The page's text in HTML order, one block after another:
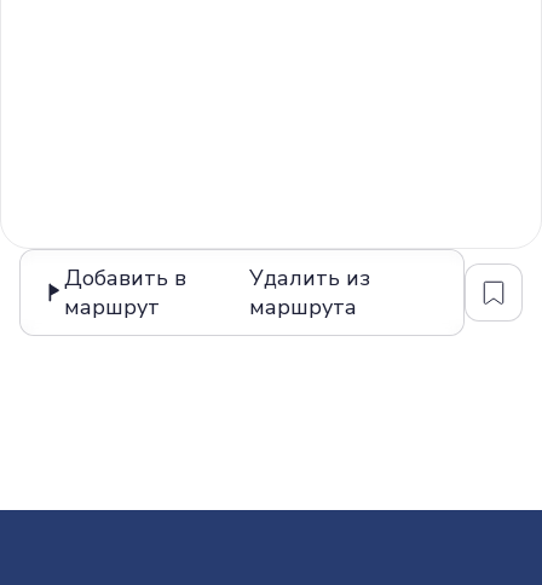
Добавить в
маршрут
Удалить из
маршрута